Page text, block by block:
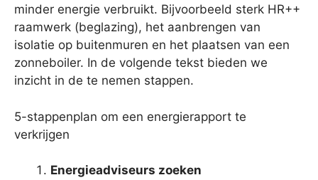
minder energie verbruikt. Bijvoorbeeld sterk HR++
raamwerk (beglazing), het aanbrengen van
isolatie op buitenmuren en het plaatsen van een
zonneboiler. In de volgende tekst bieden we
inzicht in de te nemen stappen.
5-stappenplan om een energierapport te
verkrijgen
Energieadviseurs zoeken